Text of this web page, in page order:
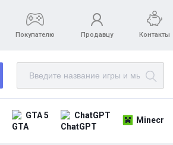
Покупателю Продавцу Контакты
GTA 5 ChatGPT